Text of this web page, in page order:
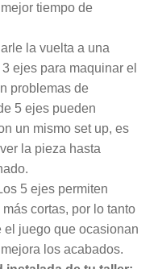
tiempo de
la vuelta a una
ejes para maquinar el
problemas de
5 ejes pueden
un mismo set up, es
la pieza hasta
5 ejes permiten
cortas, por lo tanto
el juego que ocasionan
los acabados.